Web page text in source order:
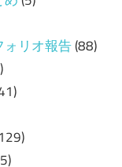
ォリオ報告(88)